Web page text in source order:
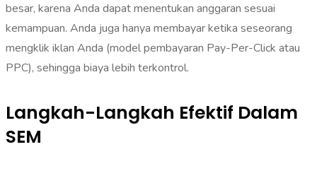
besar, karena Anda dapat menentukan anggaran sesuai
kemampuan. Anda juga hanya membayar ketika seseorang
mengklik iklan Anda (model pembayaran Pay-Per-Click atau
PPC), sehingga biaya lebih terkontrol.
Langkah-Langkah Efektif Dalam
SEM